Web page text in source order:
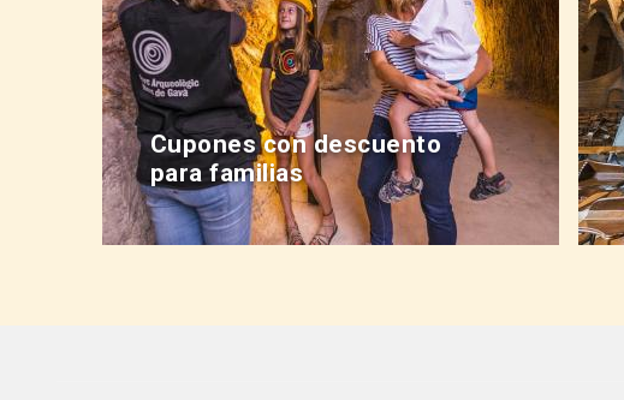
Cupones con descuento
para familias